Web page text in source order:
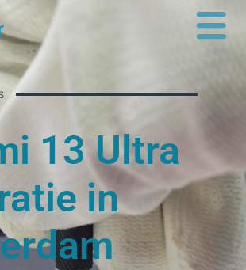
13 Ultra
in